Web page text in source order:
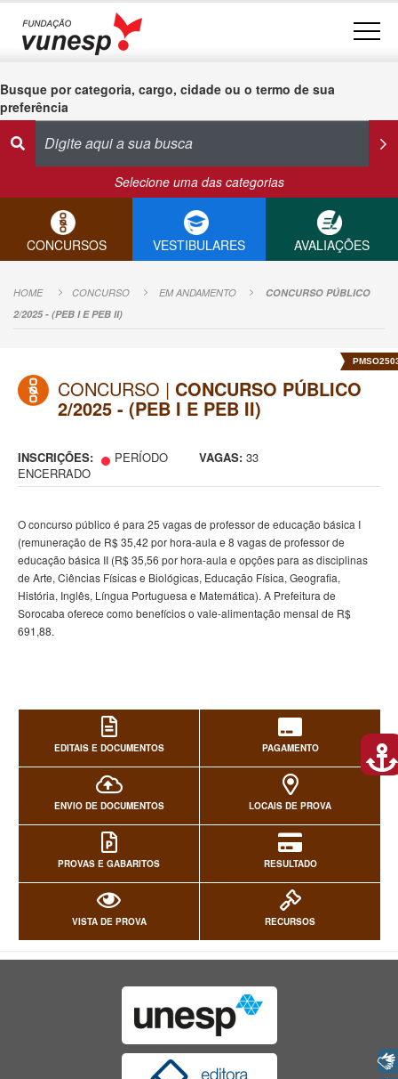
Busque por categoria, cargo, cidade ou o termo de sua
preferência
Selecione uma das categorias
CONCURSOS VESTIBULARES AVALIAÇÕES
HOME CONCURSO EM ANDAMENTO
CONCURSO PÚBLICO
2/2025 - (PEB I E PEB II)
CONCURSO | CONCURSO PÚBLICO
2/2025 - (PEB I E PEB II)
INSCRIÇÕES:
PERÍODO
ENCERRADO
VAGAS: 33
O concurso público é para 25 vagas de professor de educação básica I
(remuneração de R$ 35,42 por hora-aula e 8 vagas de professor de
educação básica II (R$ 35,56 por hora-aula e opções para as disciplinas
de Arte, Ciências Físicas e Biológicas, Educação Física, Geografia,
História, Inglês, Língua Portuguesa e Matemática). A Prefeitura de
Sorocaba oferece como benefícios o vale-alimentação mensal de R$
691,88.
EDITAIS E DOCUMENTOS PAGAMENTO
ENVIO DE DOCUMENTOS LOCAIS DE PROVA
PROVAS E GABARITOS RESULTADO
VISTA DE PROVA RECURSOS